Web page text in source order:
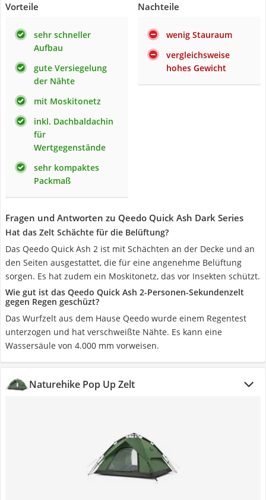
Vorteile
sehr schneller
Aufbau
gute Versiegelung
der Nähte
mit Moskitonetz
inkl. Dachbaldachin
für
Wertgegenstände
sehr kompaktes
Packmaß
Nachteile
wenig Stauraum
vergleichsweise
hohes Gewicht
Fragen und Antworten zu Qeedo Quick Ash Dark Series
Hat das Zelt Schächte für die Belüftung?
Das Qeedo Quick Ash 2 ist mit Schächten an der Decke und an
den Seiten ausgestattet, die für eine angenehme Belüftung
sorgen. Es hat zudem ein Moskitonetz, das vor Insekten schützt.
Wie gut ist das Qeedo Quick Ash 2-Personen-Sekundenzelt
gegen Regen geschüzt?
Das Wurfzelt aus dem Hause Qeedo wurde einem Regentest
unterzogen und hat verschweißte Nähte. Es kann eine
Wassersäule von 4.000 mm vorweisen.
Naturehike Pop Up Zelt